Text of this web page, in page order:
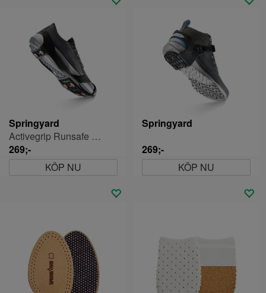
Springyard
Activegrip Runsafe Broddar
269;-
KÖP NU
Springyard
269;-
KÖP NU